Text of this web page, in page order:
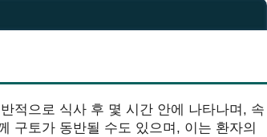
적으로 식사 후 몇 시간 안에 나타나며, 속
구토가 동반될 수도 있으며, 이는 환자의